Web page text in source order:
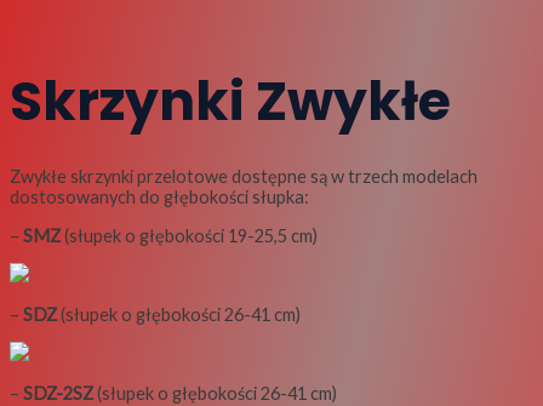
Skrzynki Zwykłe
Zwykłe skrzynki przelotowe dostępne są w trzech modelach
dostosowanych do głębokości słupka:
– SMZ(słupek o głębokości 19-25,5 cm)
– SDZ(słupek o głębokości 26-41 cm)
– SDZ-2SZ(słupek o głębokości 26-41 cm)